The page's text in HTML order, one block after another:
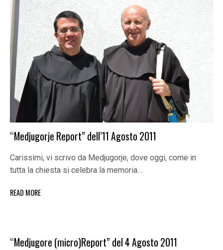
“Medjugorje Report” dell’11 Agosto 2011
Carissimi, vi scrivo da Medjugorje, dove oggi, come in
tutta la chiesta si celebra la memoria…
READ MORE
“Medjugore (micro)Report” del 4 Agosto 2011